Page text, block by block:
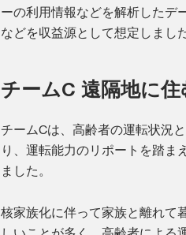
ーの利用情報などを解析したデ
などを収益源として想定しました
チームC 遠隔地に
チームCは、高齢者の運転状況
り、運転能力のリポートを踏ま
ました。
核家族化に伴って家族と離れて